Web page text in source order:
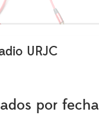
URJC
por